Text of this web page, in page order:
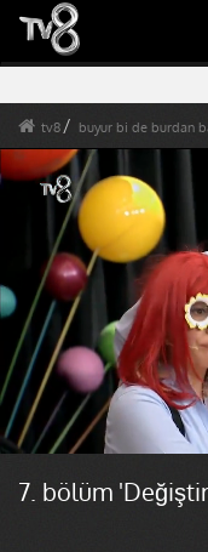
tv8 buyur bi de burdan
7. bölüm